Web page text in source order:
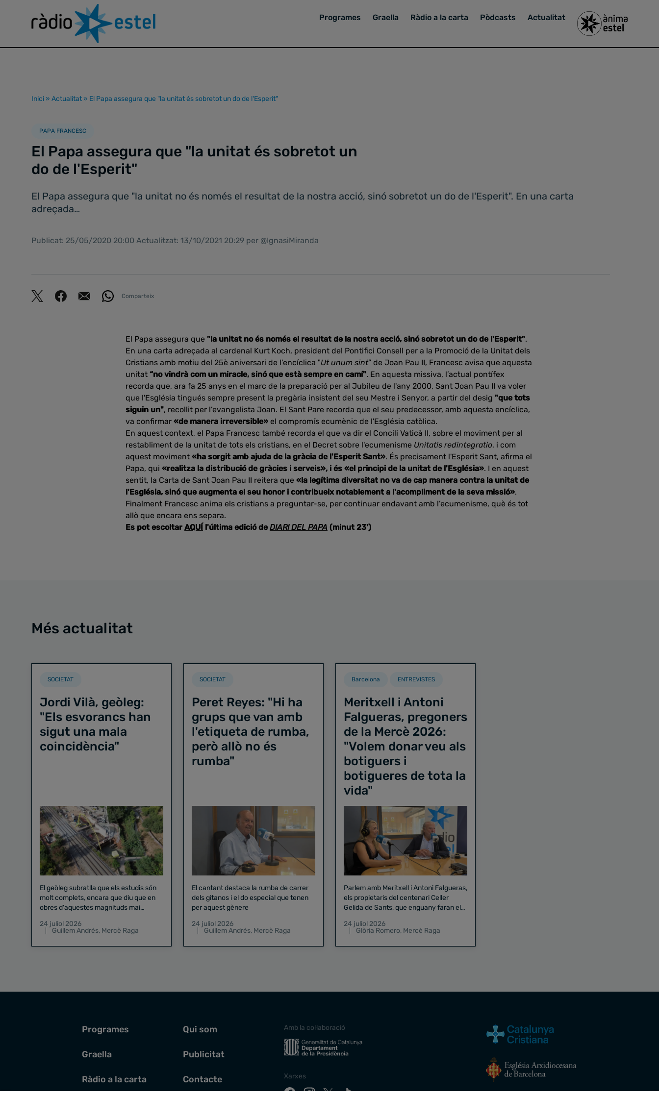
Programes Graella Ràdio a la carta Pòdcasts Actualitat
Inici » Actualitat » El Papa assegura que "la unitat és sobretot un do de l'Esperit"
PAPA FRANCESC
El Papa assegura que "la unitat és sobretot un
do de l'Esperit"
El Papa assegura que "la unitat no és només el resultat de la nostra acció, sinó sobretot un do de l'Esperit". En una carta
adreçada…
Publicat: 25/05/2020 20:00 Actualitzat: 13/10/2021 20:29 per @IgnasiMiranda
Comparteix
El Papa assegura que "la unitat no és només el resultat de la nostra acció, sinó sobretot un do de l'Esperit".
En una carta adreçada al cardenal Kurt Koch, president del Pontifici Consell per a la Promoció de la Unitat dels
Cristians amb motiu del 25è aniversari de l'encíclica "Ut unum sint” de Joan Pau II, Francesc avisa que aquesta
unitat “no vindrà com un miracle, sinó que està sempre en camí". En aquesta missiva, l’actual pontífex
recorda que, ara fa 25 anys en el marc de la preparació per al Jubileu de l'any 2000, Sant Joan Pau II va voler
que l'Església tingués sempre present la pregària insistent del seu Mestre i Senyor, a partir del desig "que tots
siguin un", recollit per l’evangelista Joan. El Sant Pare recorda que el seu predecessor, amb aquesta encíclica,
va confirmar «de manera irreversible» el compromís ecumènic de l'Església catòlica.
En aquest context, el Papa Francesc també recorda el que va dir el Concili Vaticà II, sobre el moviment per al
restabliment de la unitat de tots els cristians, en el Decret sobre l'ecumenisme Unitatis redintegratio, i com
aquest moviment «ha sorgit amb ajuda de la gràcia de l'Esperit Sant». És precisament l'Esperit Sant, afirma el
Papa, qui «realitza la distribució de gràcies i serveis», i és «el principi de la unitat de l'Església». I en aquest
sentit, la Carta de Sant Joan Pau II reitera que «la legítima diversitat no va de cap manera contra la unitat de
l'Església, sinó que augmenta el seu honor i contribueix notablement a l'acompliment de la seva missió».
Finalment Francesc anima els cristians a preguntar-se, per continuar endavant amb l’ecumenisme, què és tot
allò que encara ens separa.
Es pot escoltar AQUÍ l'última edició deDIARI DEL PAPA (minut 23')
Més actualitat
SOCIETAT
Jordi Vilà, geòleg:
"Els esvorancs han
sigut una mala
coincidència"
El geòleg subratlla que els estudis són
molt complets, encara que diu que en
obres d'aquestes magnituds mai
24 juliol 2026
Guillem Andrés, Mercè Raga
SOCIETAT
Peret Reyes: "Hi ha
grups que van amb
l'etiqueta de rumba,
però allò no és
rumba"
El cantant destaca la rumba de carrer
dels gitanos i el do especial que tenen
per aquest gènere
24 juliol 2026
Guillem Andrés, Mercè Raga
Barcelona ENTREVISTES
Meritxell i Antoni
Falgueras, pregoners
de la Mercè 2026:
"Volem donar veu als
botiguers i
botigueres de tota la
vida"
Parlem amb Meritxell i Antoni Falgueras,
els propietaris del centenari Celler
Gelida de Sants, que enguany faran el
24 juliol 2026
Glòria Romero, Mercè Raga
Programes
Graella
Ràdio a la carta
Qui som
Publicitat
Contacte
Amb la col·laboració
Xarxes